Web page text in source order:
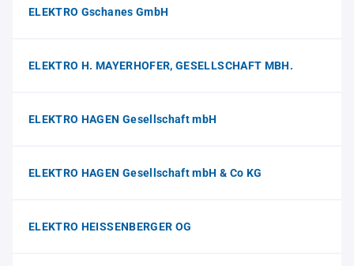
ELEKTRO Gschanes GmbH
ELEKTRO H. MAYERHOFER, GESELLSCHAFT MBH.
ELEKTRO HAGEN Gesellschaft mbH
ELEKTRO HAGEN Gesellschaft mbH & Co KG
ELEKTRO HEISSENBERGER OG